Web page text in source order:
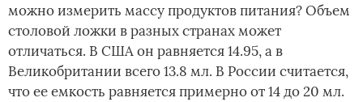
можно измерить массу продуктов питания? Объем
столовой ложки в разных странах может
отличаться. В США он равняется 14.95, а в
Великобритании всего 13.8 мл. В России считается,
что ее емкость равняется примерно от 14 до 20 мл.